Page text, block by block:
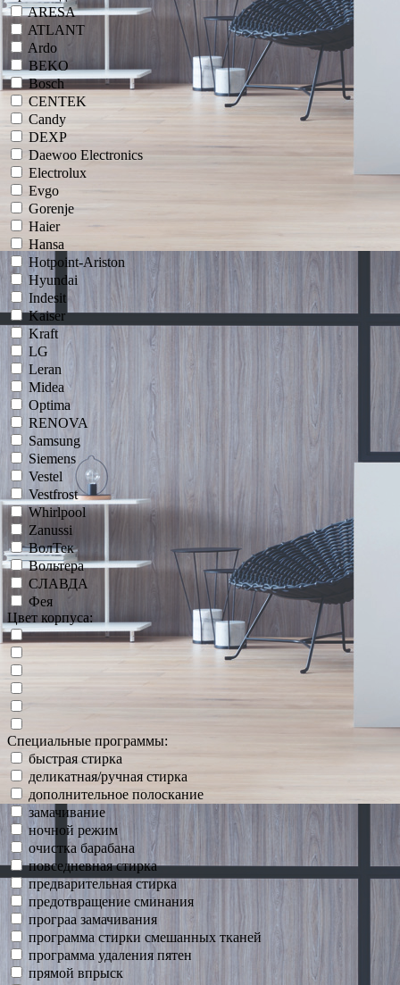
ARESA
ATLANT
Ardo
BEKO
Bosch
CENTEK
Candy
DEXP
Daewoo Electronics
Electrolux
Evgo
Gorenje
Haier
Hansa
Hotpoint-Ariston
Hyundai
Indesit
Kaiser
Kraft
LG
Leran
Midea
Optima
RENOVA
Samsung
Siemens
Vestel
Vestfrost
Whirlpool
Zanussi
ВолТек
Вольтера
СЛАВДА
Фея
Цвет корпуса:
Специальные программы:
быстрая стирка
деликатная/ручная стирка
дополнительное полоскание
замачивание
ночной режим
очистка барабана
повседневная стирка
предварительная стирка
предотвращение сминания
програа замачивания
программа стирки смешанных тканей
программа удаления пятен
прямой впрыск